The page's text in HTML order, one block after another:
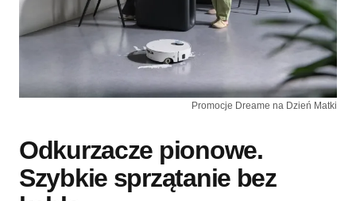
Promocje Dreame na Dzień Matki
Odkurzacze pionowe.
Szybkie sprzątanie bez